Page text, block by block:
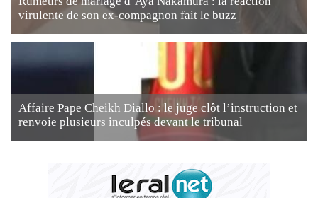
virulente de son ex-compagnon fait le buzz
Affaire Pape Cheikh Diallo : le juge clôt l’instruction et
renvoie plusieurs inculpés devant le tribunal